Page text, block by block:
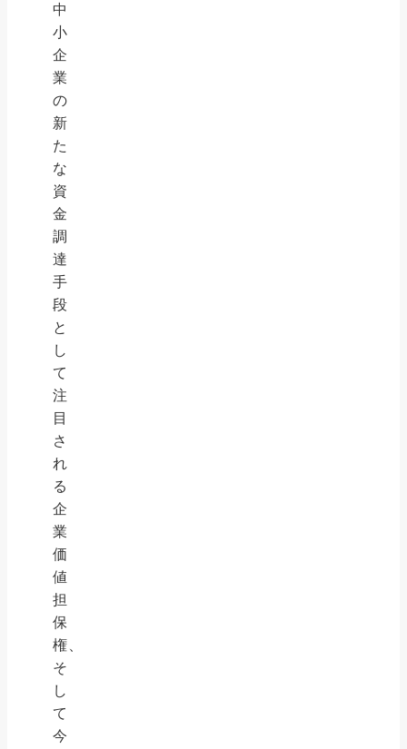
中
小
企
業
の
新
た
な
資
金
調
達
手
段
と
し
て
注
目
さ
れ
る
企
業
価
値
担
保
権、
そ
し
て
今